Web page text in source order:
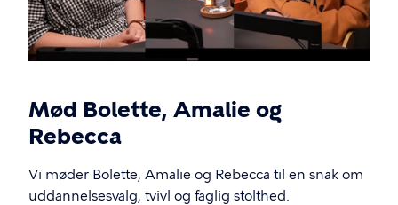
Mød Bolette, Amalie og
Rebecca
Vi møder Bolette, Amalie og Rebecca til en snak om
uddannelsesvalg, tvivl og faglig stolthed.